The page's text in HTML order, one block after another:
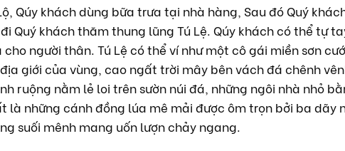
Qúy khách dùng bữa trưa tại nhà hàng, Sau đó Quý
Quý khách thăm thung lũng Tú Lệ. Qúy khách có thể tự
người thân. Tú Lệ có thể ví như một cô gái miền sơn
giới của vùng, cao ngất trời mây bên vách đá chênh
ruộng nằm lẻ loi trên sườn núi đá, những ngôi nhà nhỏ
là những cánh đồng lúa mê mải được ôm trọn bởi ba dãy
suối mênh mang uốn lượn chảy ngang.